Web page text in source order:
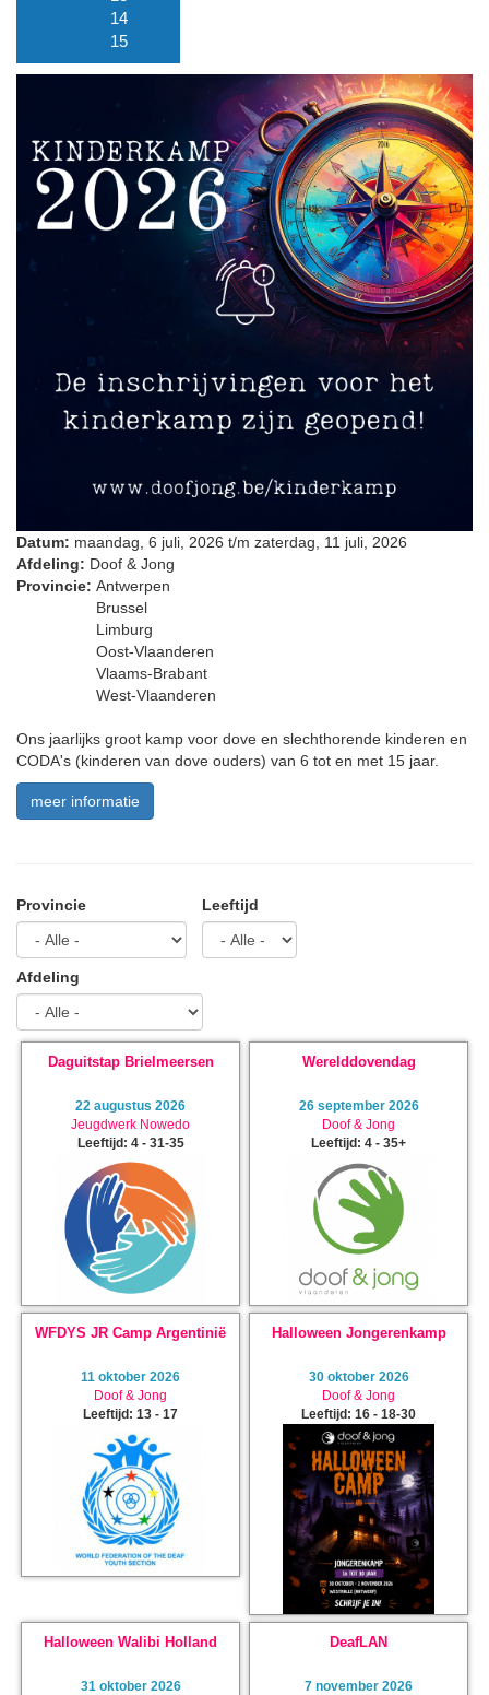
14
15
Datum: maandag, 6 juli, 2026 t/m zaterdag, 11 juli, 2026
Afdeling: Doof & Jong
Provincie: Antwerpen
Brussel
Limburg
Oost-Vlaanderen
Vlaams-Brabant
West-Vlaanderen
Ons jaarlijks groot kamp voor dove en slechthorende kinderen en
CODA's (kinderen van dove ouders) van 6 tot en met 15 jaar.
meer informatie
Provincie Leeftijd
Afdeling
Daguitstap Brielmeersen
22 augustus 2026
Jeugdwerk Nowedo
Leeftijd: 4 - 31-35
Werelddovendag
26 september 2026
Doof & Jong
Leeftijd: 4 - 35+
WFDYS JR Camp Argentinië
11 oktober 2026
Doof & Jong
Leeftijd: 13 - 17
Halloween Jongerenkamp
30 oktober 2026
Doof & Jong
Leeftijd: 16 - 18-30
Halloween Walibi Holland
31 oktober 2026
DeafLAN
7 november 2026